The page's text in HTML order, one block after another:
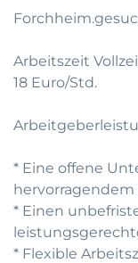
Arbeitszeit
18 Euro/Std.
* Eine offene
* Einen
* Flexible